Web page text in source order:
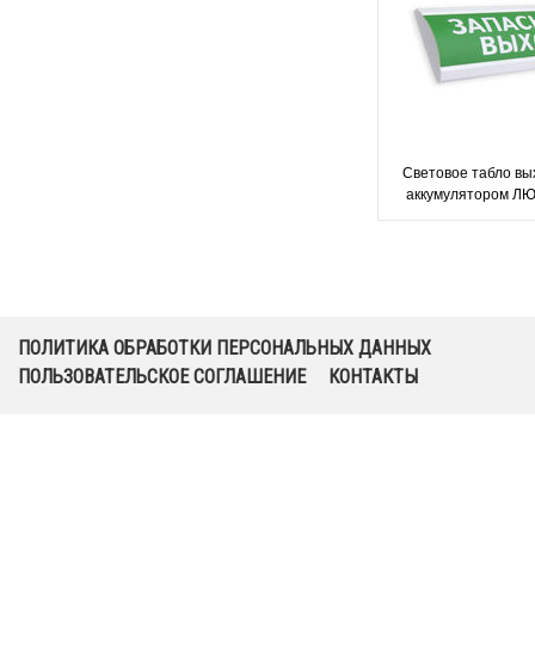
Световое табло
аккумулятором
ПОЛИТИКА ОБРАБОТКИ ПЕРСОНАЛЬНЫХ ДАННЫХ
ПОЛЬЗОВАТЕЛЬСКОЕ СОГЛАШЕНИЕ
КОНТАКТЫ